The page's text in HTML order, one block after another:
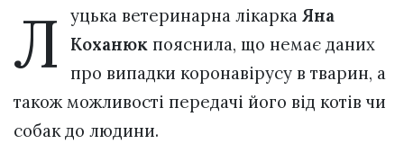
Контакти
Політика конфіденційності
Л уцька ветеринарна лікаркаЯна
Коханюк пояснила, що немає даних
про випадки коронавірусу в тварин, а
також можливості передачі його від котів чи
собак до людини.